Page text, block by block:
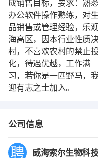
成销售目标，要求：熟
办公软件操作熟练，对
品销售或管理经验，乐
海高区，因本行业性质
村，不喜欢农村的禁止
化，待遇优越，工作满
习，若你是一匹野马，
迎有志之士加入。
公司信息
威海索尔生物科